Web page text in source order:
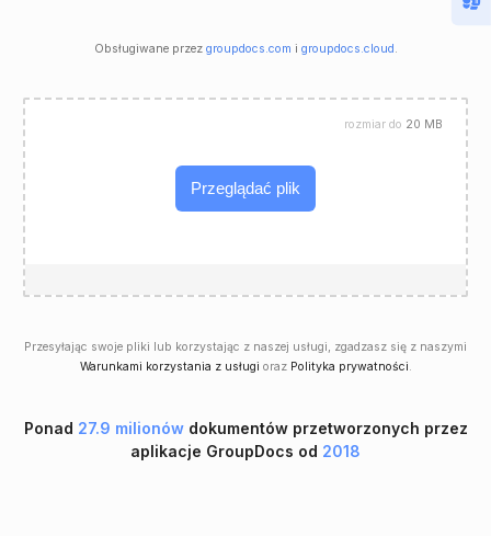
Obsługiwane przez groupdocs.com i groupdocs.cloud .
Przeglądać plik
rozmiar do 20 MB
Przesyłając swoje pliki lub korzystając z naszej usługi, zgadzasz się z naszymi
Warunkami korzystania z usługi oraz Polityka prywatności.
Ponad 27.9 milionówdokumentów przetworzonych przez
aplikacje GroupDocs od 2018